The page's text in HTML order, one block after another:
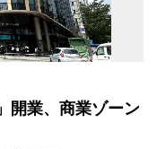
開業、商業ゾーン